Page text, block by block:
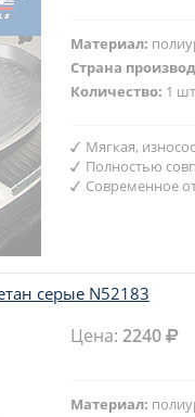
Материал:
Страна
Количество: 1
Мягкая,
Полностью
Современное
серые N52183
Цена:2240
Материал: